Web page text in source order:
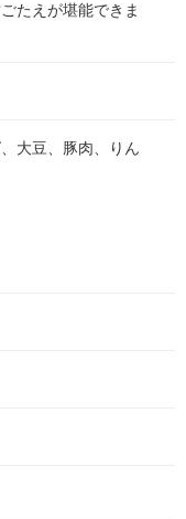
たえが堪能できま
大豆、豚肉、りん